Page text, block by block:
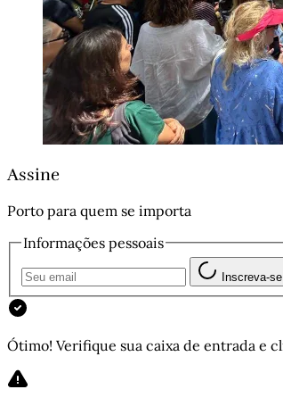
Assine
Porto para quem se importa
Informações pessoais
Inscreva-se
Ótimo! Verifique sua caixa de entrada e